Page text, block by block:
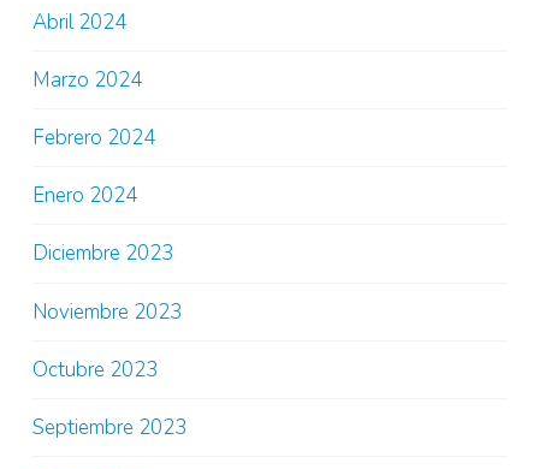
Abril 2024
Marzo 2024
Febrero 2024
Enero 2024
Diciembre 2023
Noviembre 2023
Octubre 2023
Septiembre 2023